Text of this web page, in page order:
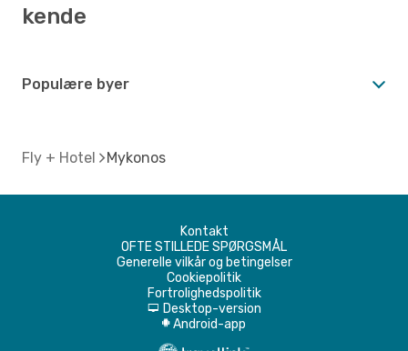
kende
Populære byer
Fly + Hotel Mykonos
Kontakt
OFTE STILLEDE SPØRGSMÅL
Generelle vilkår og betingelser
Cookiepolitik
Fortrolighedspolitik
d Desktop-version
A Android-app